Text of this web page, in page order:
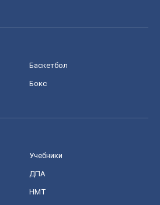
Баскетбол
Бокс
Учебники
ДПА
НМТ